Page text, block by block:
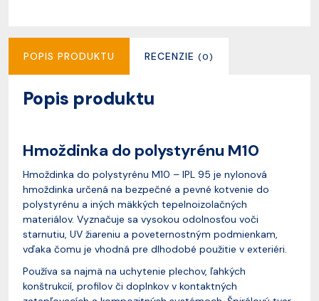
POPIS PRODUKTU RECENZIE (0)
Popis produktu
Hmoždinka do polystyrénu M10
Hmoždinka do polystyrénu M10 – IPL 95 je nylonová
hmoždinka určená na bezpečné a pevné kotvenie do
polystyrénu a iných mäkkých tepelnoizolačných
materiálov. Vyznačuje sa vysokou odolnosťou voči
starnutiu, UV žiareniu a poveternostným podmienkam,
vďaka čomu je vhodná pre dlhodobé použitie v exteriéri.
Používa sa najmä na uchytenie plechov, ľahkých
konštrukcií, profilov či doplnkov v kontaktných